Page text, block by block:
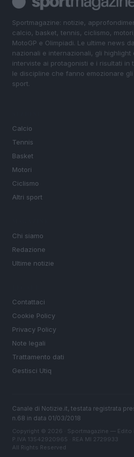
Sportmagazine: notizie,
calcio, basket, tennis, ciclismo,
MotoGP e Olimpiadi. Le ultime news
nazionali e internazionali, gli highlight
interviste ai protagonisti e i risultati in
le discipline che fanno emozionare
sport.
Calcio
Tennis
Basket
Motori
Ciclismo
Altri sport
Chi siamo
Redazione
Ultime notizie
Contattaci
Cookie Policy
Privacy Policy
Note legali
Trattamento dati
Gestisci Utiq
Canale di Notizie.it, testata registrata
n.68 in data 01/03/2018
Copyright © 2026 · Sportmagazine — Edito
P.IVA 13542920965 · REA MI 2729933
All Rights Reserved